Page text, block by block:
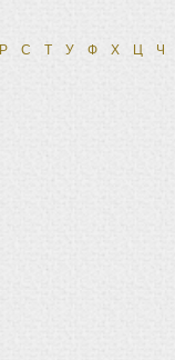
Р С Т У Ф Х Ц Ч